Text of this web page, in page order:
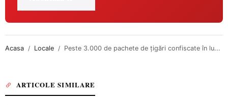
Acasa Locale Peste 3.000 de pachete de ţigări confiscate în lu...
ARTICOLE SIMILARE